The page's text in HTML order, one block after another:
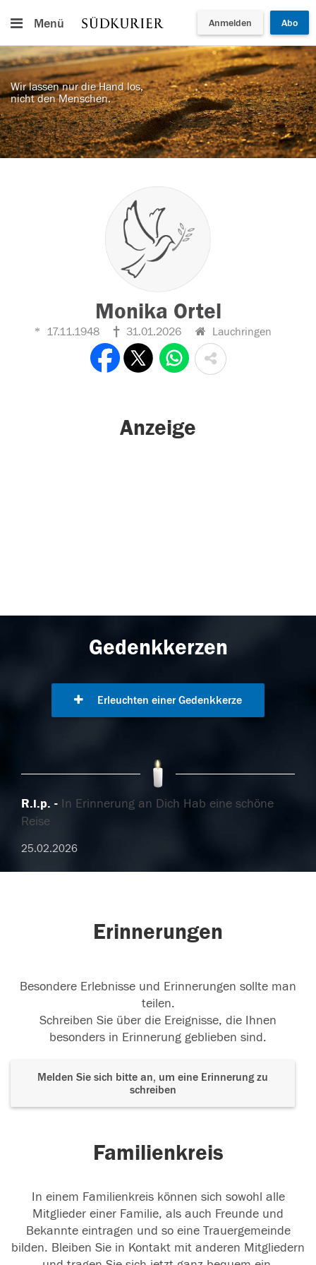
Menü Anmelden Abo
Wir lassen nur die Hand los,
nicht den Menschen.
Monika Ortel
17.11.1948 31.01.2026 Lauchringen
Anzeige
Gedenkkerzen
Erleuchten einer Gedenkkerze
R.i.p.
In Erinnerung an Dich Hab eine schöne
Reise
25.02.2026
Erinnerungen
Besondere Erlebnisse und Erinnerungen sollte man
teilen.
Schreiben Sie über die Ereignisse, die Ihnen
besonders in Erinnerung geblieben sind.
Melden Sie sich bitte an, um eine Erinnerung zu
schreiben
Familienkreis
In einem Familienkreis können sich sowohl alle
Mitglieder einer Familie, als auch Freunde und
Bekannte eintragen und so eine Trauergemeinde
bilden. Bleiben Sie in Kontakt mit anderen Mitgliedern